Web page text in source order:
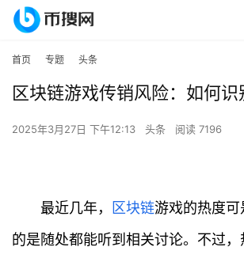
首页 专题 头条
区块链游戏传销风险：如何识
2025年3月27日 下午12:13 头条 阅读 7196
最近几年， 区块链游戏的热度
的是随处都能听到相关讨论。不过